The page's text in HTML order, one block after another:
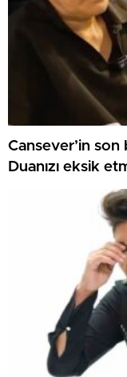
Cansever’in
Duanızı eksik